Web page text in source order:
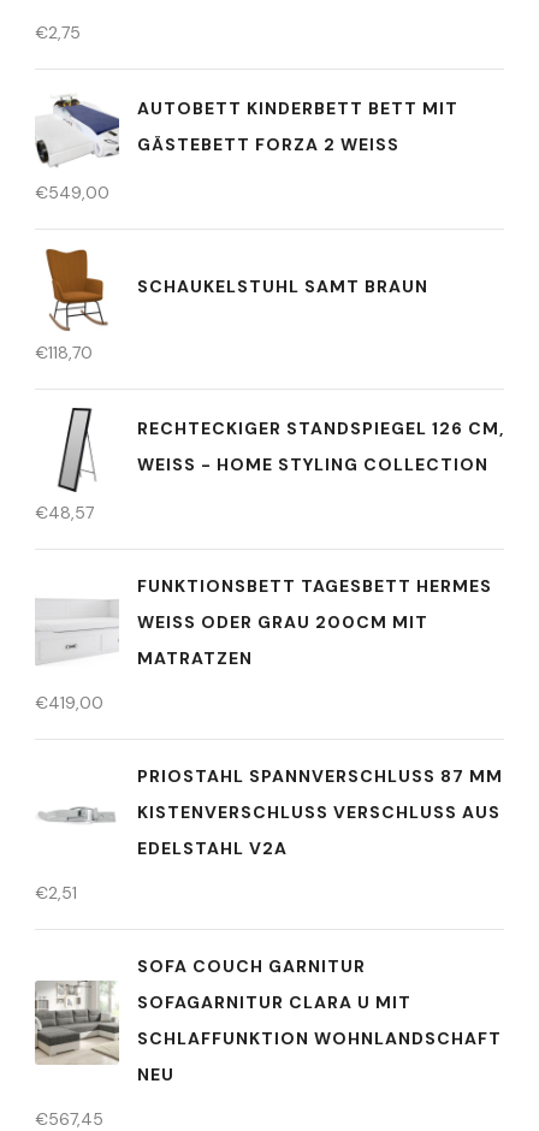
€2,75
AUTOBETT KINDERBETT BETT MIT
GÄSTEBETT FORZA 2 WEISS
€549,00
SCHAUKELSTUHL SAMT BRAUN
€118,70
RECHTECKIGER STANDSPIEGEL 126 CM,
WEISS - HOME STYLING COLLECTION
€48,57
FUNKTIONSBETT TAGESBETT HERMES
WEISS ODER GRAU 200CM MIT M
ATRATZEN
€419,00
PRIOSTAHL SPANNVERSCHLUSS 87 MM
KISTENVERSCHLUSS VERSCHLUSS AUS
EDELSTAHL V2A
€2,51
SOFA COUCH GARNITUR
SOFAGARNITUR CLARA U MIT
SCHLAFFUNKTION WOHNLANDSCHAFT
NEU
€567,45